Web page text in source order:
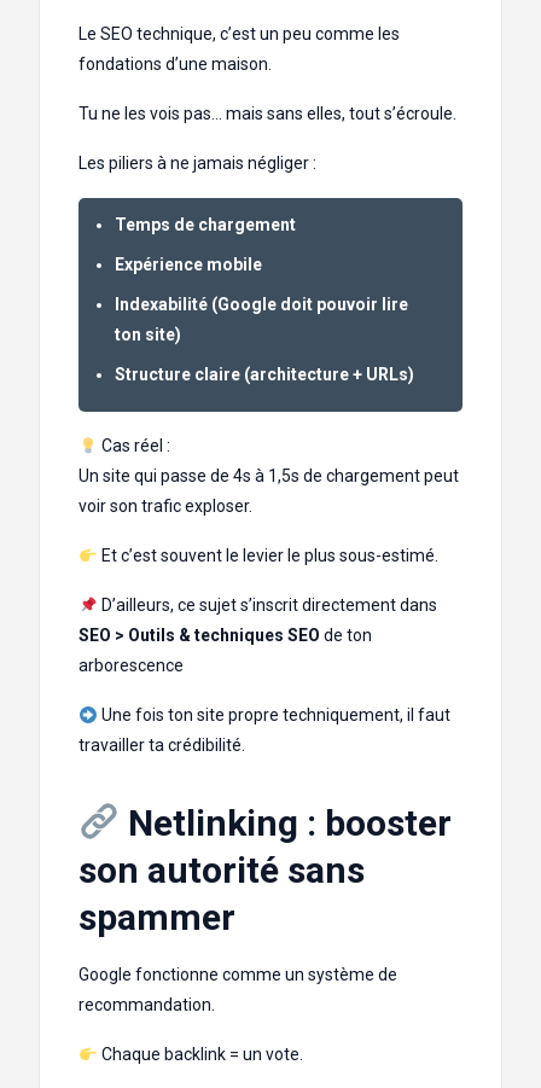
Le SEO technique, c’est un peu comme les
fondations d’une maison.
Tu ne les vois pas… mais sans elles, tout s’écroule.
Les piliers à ne jamais négliger :
Temps de chargement
Expérience mobile
Indexabilité (Google doit pouvoir lire
ton site)
Structure claire (architecture + URLs)
Cas réel :
Un site qui passe de 4s à 1,5s de chargement peut
voir son trafic exploser.
Et c’est souvent le levier le plus sous-estimé.
D’ailleurs, ce sujet s’inscrit directement dans
SEO > Outils & techniques SEO de ton
arborescence
Une fois ton site propre techniquement, il faut
travailler ta crédibilité.
Netlinking : booster
son autorité sans
spammer
Google fonctionne comme un système de
recommandation.
Chaque backlink = un vote.